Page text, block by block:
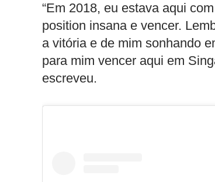
“Em 2018, eu estava aqui
position insana e vencer.
a vitória e de mim sonhando
para mim vencer aqui em
escreveu.